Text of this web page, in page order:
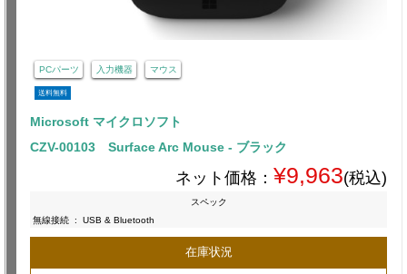
PCパーツ 入力機器 マウス
送料無料
Microsoft マイクロソフト
CZV-00103 Surface Arc Mouse - ブラック
ネット価格： ¥9,963(税込)
スペック
無線接続 : USB & Bluetooth
在庫状況